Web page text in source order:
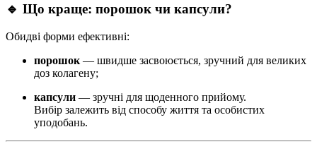
🔹 Що краще: порошок чи капсули?
Обидві форми ефективні:
порошок — швидше засвоюється, зручний для великих
доз колагену;
капсули — зручні для щоденного прийому.
Вибір залежить від способу життя та особистих
уподобань.